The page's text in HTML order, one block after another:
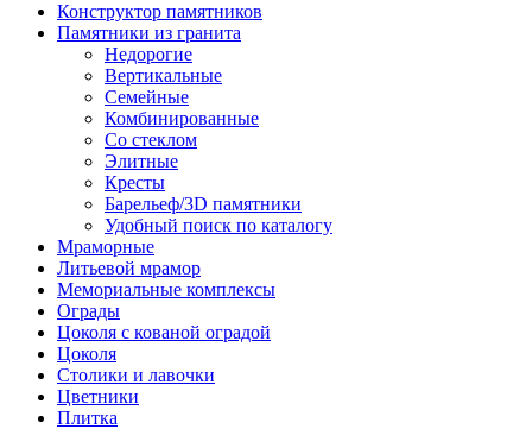
Конструктор памятников
Памятники из гранита
Недорогие
Вертикальные
Семейные
Комбинированные
Со стеклом
Элитные
Кресты
Барельеф/3D памятники
Удобный поиск по каталогу
Мраморные
Литьевой мрамор
Мемориальные комплексы
Ограды
Цоколя с кованой оградой
Цоколя
Столики и лавочки
Цветники
Плитка